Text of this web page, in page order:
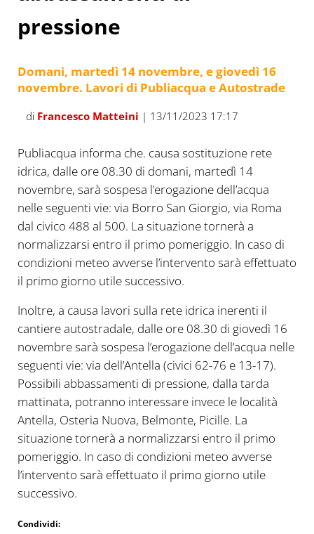
pressione
Domani, martedì 14 novembre, e giovedì 16
novembre. Lavori di Publiacqua e Autostrade
di Francesco Matteini | 13/11/2023 17:17
Publiacqua informa che. causa sostituzione rete
idrica, dalle ore 08.30 di domani, martedì 14
novembre, sarà sospesa l’erogazione dell’acqua
nelle seguenti vie: via Borro San Giorgio, via Roma
dal civico 488 al 500. La situazione tornerà a
normalizzarsi entro il primo pomeriggio. In caso di
condizioni meteo avverse l’intervento sarà effettuato
il primo giorno utile successivo.
Inoltre, a causa lavori sulla rete idrica inerenti il
cantiere autostradale, dalle ore 08.30 di giovedì 16
novembre sarà sospesa l’erogazione dell’acqua nelle
seguenti vie: via dell’Antella (civici 62-76 e 13-17).
Possibili abbassamenti di pressione, dalla tarda
mattinata, potranno interessare invece le località
Antella, Osteria Nuova, Belmonte, Picille. La
situazione tornerà a normalizzarsi entro il primo
pomeriggio. In caso di condizioni meteo avverse
l’intervento sarà effettuato il primo giorno utile
successivo.
Condividi: